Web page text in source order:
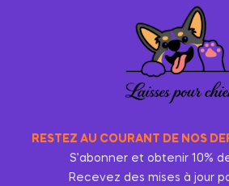
RESTEZ AU COURANT DE NOS
S’abonner et obtenir 10%
Recevez des mises à jour